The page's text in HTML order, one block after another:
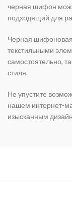
черная шифон
подходящий для
Черная шифоновая
текстильными
самостоятельно,
стиля.
Не упустите
нашем интернет-
изысканным